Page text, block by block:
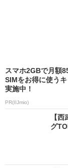
スマホ2GBで月額
SIMをお得に使う
実施中！
PR(IIJmio)
【
グ